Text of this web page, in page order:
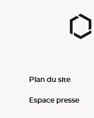
Plan du site
Espace presse